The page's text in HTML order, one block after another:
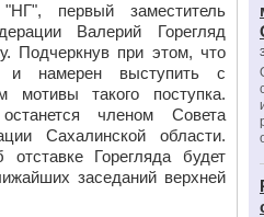
первый заместитель
Валерий Горегляд
Подчеркнув при этом, что
и намерен выступить с
мотивы такого поступка.
членом Совета
Сахалинской области.
Горегляда будет
заседаний верхней